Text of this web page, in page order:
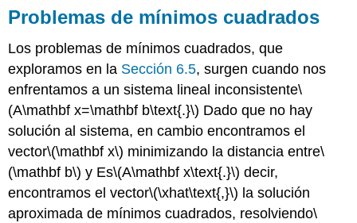
8
Problemas de mínimos cuadrados
Los problemas de mínimos cuadrados, que
exploramos en la Sección 6.5, surgen cuando nos
enfrentamos a un sistema lineal inconsistente\
(A\mathbf x=\mathbf b\text{.}\) Dado que no hay
solución al sistema, en cambio encontramos el
vector\(\mathbf x\) minimizando la distancia entre\
(\mathbf b\) y Es\(A\mathbf x\text{.}\) decir,
encontramos el vector\(\xhat\text{,}\) la solución
aproximada de mínimos cuadrados, resolviendo\